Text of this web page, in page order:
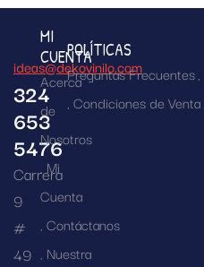
ideas@dekovinilo.com
324
653
5476
Carrera
9
#
49
MI
CUENTA
Acerca
de
Nosotros
Mi
Cuenta
Contáctanos
Nuestra
POLÍTICAS
Preguntas Frecuentes
Condiciones de Venta